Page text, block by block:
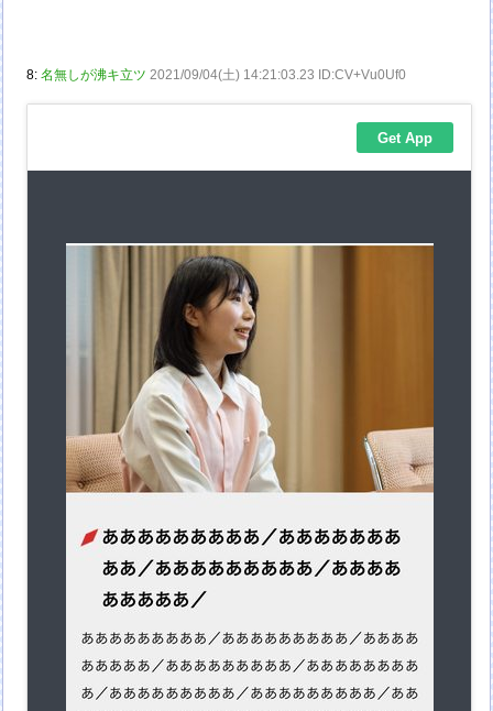
8:名無しが沸キ立ツ 2021/09/04(土) 14:21:03.23 ID:CV+Vu0Uf0